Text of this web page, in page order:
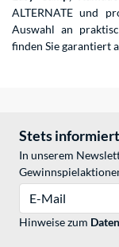
ALTERNATE und
Auswahl an
finden Sie garantiert
Stets informiert
In unserem
Hinweise zum